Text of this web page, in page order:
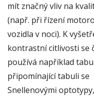
mít značný vliv na
(např. při řízení
vozidla v noci). K
kontrastní citlivosti se
používá například
připomínající tabuli se
Snellenovými